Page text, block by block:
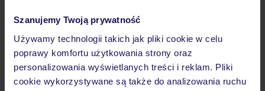
Szanujemy Twoją prywatność
Używamy technologii takich jak pliki cookie w celu
poprawy komfortu użytkowania strony oraz
personalizowania wyświetlanych treści i reklam. Pliki
cookie wykorzystywane są także do analizowania ruchu
Atrakcje